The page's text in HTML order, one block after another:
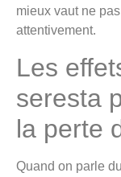
mieux vaut ne
attentivement.
Les
seresta
la perte
Quand on parle du